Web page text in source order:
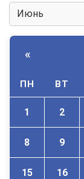
«
ПН ВТ
1 2
8 9
15 16